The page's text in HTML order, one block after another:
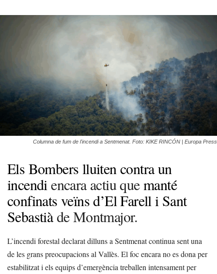
Columna de fum de l'incendi a Sentmenat. Foto: KIKE RINCÓN | Europa Press
Els Bombers lluiten contra un
incendi encara actiu quemanté
confinats veïns d’El Farell i Sant
Sebastiàde Montmajor.
L’incendi forestal declarat dilluns a Sentmenat continua sent una
de les grans preocupacions al Vallès. El foc encara no es dona per
estabilitzat i els equips d’emergència treballen intensament per